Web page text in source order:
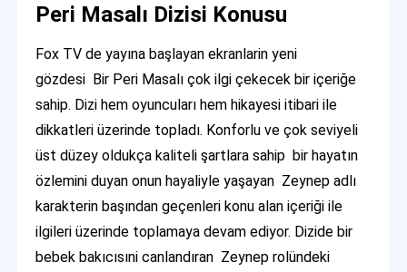
Peri Masalı Dizisi Konusu
Fox TV de yayına başlayan ekranlarin yeni
gözdesi Bir Peri Masalı çok ilgi çekecek bir içeriğe
sahip. Dizi hem oyuncuları hem hikayesi itibari ile
dikkatleri üzerinde topladı. Konforlu ve çok seviyeli
üst düzey oldukça kaliteli şartlara sahip bir hayatın
özlemini duyan onun hayaliyle yaşayan Zeynep adlı
karakterin başından geçenleri konu alan içeriği ile
ilgileri üzerinde toplamaya devam ediyor. Dizide bir
bebek bakıcısıni canlandıran Zeynep rolündeki